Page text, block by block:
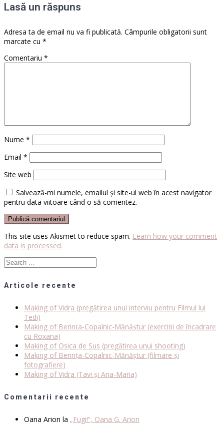
în
articole
Lasă un răspuns
Adresa ta de email nu va fi publicată. Câmpurile obligatorii sunt
marcate cu *
Comentariu *
Nume *
Email *
Site web
Salvează-mi numele, emailul și site-ul web în acest navigator
pentru data viitoare când o să comentez.
This site uses Akismet to reduce spam. Learn how your comment
data is processed.
Search
for:
Articole recente
Making of Vidra (pregătirea unui interviu pentru Filmul lui
Tedi)
Making of Berința-Copalnic-Mănăștur (exerciții de încadrare
cu Roxana)
Making of Osica de Sus (pregătirea unui shooting)
Making of Berința-Copalnic-Mănăștur (filmare și
fotografiere)
Making of Vidra (Tavi și Ana-Maria)
Comentarii recente
Oana Arion la „Fugi!”, Oana G. Arion